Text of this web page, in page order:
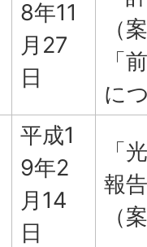
8年11
月27
日
（
「
に
平成1
9年2
月14
日
「
報
（